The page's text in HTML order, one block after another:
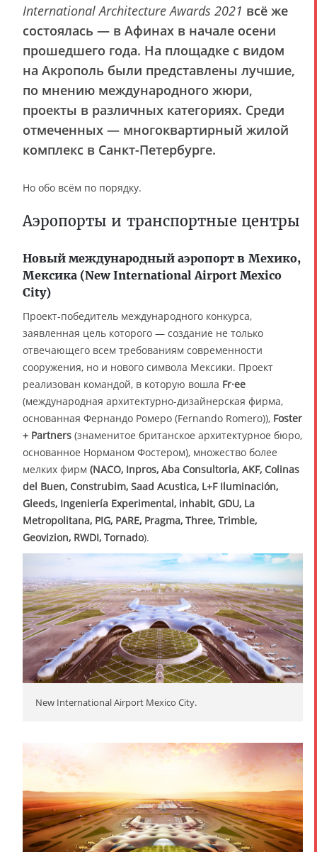
International Architecture Awards 2021 всё же
состоялась — в Афинах в начале осени
прошедшего года. На площадке с видом
на Акрополь были представлены лучшие,
по мнению международного жюри,
проекты в различных категориях. Среди
отмеченных — многоквартирный жилой
комплекс в Санкт-Петербурге.
Но обо всём по порядку.
Аэропорты и транспортные центры
Новый международный аэропорт в Мехико,
Мексика (New International Airport Mexico
City)
Проект-победитель международного конкурса,
заявленная цель которого — создание не только
отвечающего всем требованиям современности
сооружения, но и нового символа Мексики. Проект
реализован командой, в которую вошла Fr·ee
(международная архитектурно-дизайнерская фирма,
основанная Фернандо Ромеро (Fernando Romero)), Foster
+ Partners (знаменитое британское архитектурное бюро,
основанное Норманом Фостером), множество более
мелких фирм (NACO, Inpros, Aba Consultoria, AKF, Colinas
del Buen, Construbim, Saad Acustica, L+F Iluminación,
Gleeds, Ingeniería Experimental, inhabit, GDU, La
Metropolitana, PIG, PARE, Pragma, Three, Trimble,
Geovizion, RWDI, Tornado).
New International Airport Mexico City.